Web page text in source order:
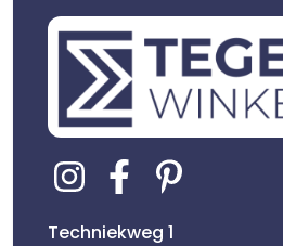
Techniekweg 1